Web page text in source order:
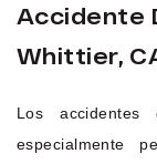
Accidente
Whittier,
Los
especialmente